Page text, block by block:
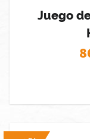
Juego